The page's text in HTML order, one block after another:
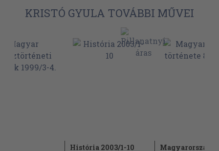
KRISTÓ GYULA TOVÁBBI MŰVEI
História 2003/1-10
Magyarország